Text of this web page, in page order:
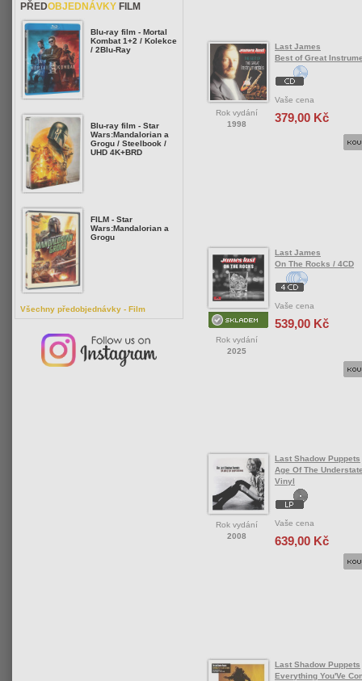
Rok vydání
1998
Last James
Best of Great
Vaše cena
379,00 Kč
Rok vydání
2025
Last James
On The Rocks / 4CD
Vaše cena
539,00 Kč
Rok vydání
2008
Last Shadow Puppets
Age Of The
Vinyl
Vaše cena
639,00 Kč
Last Shadow Puppets
Everything You'Ve
PŘEDOBJEDNÁVKY FILM
Blu-ray film - Mortal
Kombat 1+2 / Kolekce
/ 2Blu-Ray
Blu-ray film - Star
Wars:Mandalorian a
Grogu / Steelbook /
UHD 4K+BRD
FILM - Star
Wars:Mandalorian a
Grogu
Všechny předobjednávky - Film